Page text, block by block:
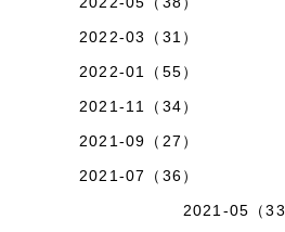
2022-03（31）
2022-01（55）
2021-11（34）
2021-09（27）
2021-07（36）
2021-05（33